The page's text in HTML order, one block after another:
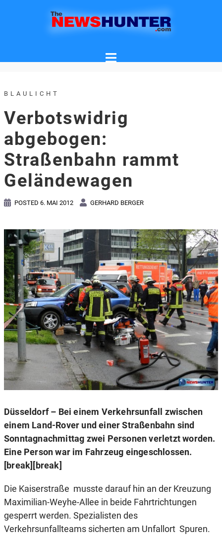
BLAULICHT
Verbotswidrig
abgebogen:
Straßenbahn rammt
Geländewagen
POSTED 6. MAI 2012 GERHARD BERGER
Düsseldorf – Bei einem Verkehrsunfall zwischen
einem Land-Rover und einer Straßenbahn sind
Sonntagnachmittag zwei Personen verletzt worden.
Eine Person war im Fahrzeug eingeschlossen.
[break][break]
Die Kaiserstraße musste darauf hin an der Kreuzung
Maximilian-Weyhe-Allee in beide Fahrtrichtungen
gesperrt werden. Spezialisten des
Verkehrsunfallteams sicherten am Unfallort Spuren.